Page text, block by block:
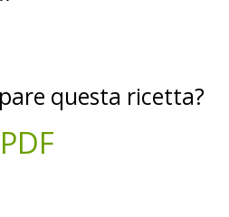
questa ricetta?
PDF